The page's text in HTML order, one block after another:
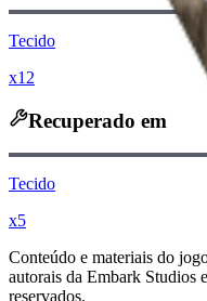
Tecido
x12
Recuperado em
Tecido
x5
Conteúdo e materiais do
autorais da Embark Studios
reservados.